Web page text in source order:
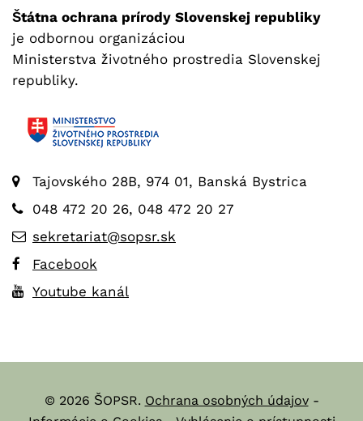
Štátna ochrana prírody Slovenskej republiky
je odbornou organizáciou
Ministerstva životného prostredia Slovenskej
republiky.
Tajovského 28B, 974 01, Banská Bystrica
048 472 20 26, 048 472 20 27
sekretariat@sopsr.sk
Facebook
Youtube kanál
© 2026 ŠOPSR. Ochrana osobných údajov-